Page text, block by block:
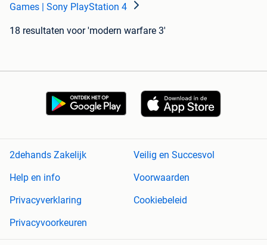
Games | Sony PlayStation 4
18 resultaten voor 'modern warfare 3'
2dehands Zakelijk
Veilig en Succesvol
Help en info
Voorwaarden
Privacyverklaring
Cookiebeleid
Privacyvoorkeuren